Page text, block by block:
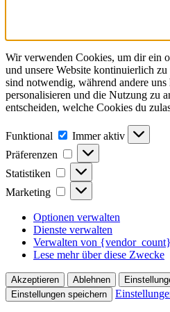
Wir verwenden Cookies, um dir ein
und unsere Website kontinuierlich
sind notwendig, während andere
personalisieren und die Nutzung zu
entscheiden, welche Cookies du
Funktional Funktional
Immer aktiv
Präferenzen
Präferenzen
Statistiken Statistiken
Marketing Marketing
Optionen verwalten
Dienste verwalten
Verwalten von
Lese mehr über diese Zwecke
Akzeptieren Ablehnen
Einstellungen speichern